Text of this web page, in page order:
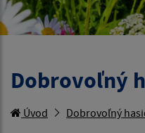
Dobrovoľný
Úvod Dobrovoľný